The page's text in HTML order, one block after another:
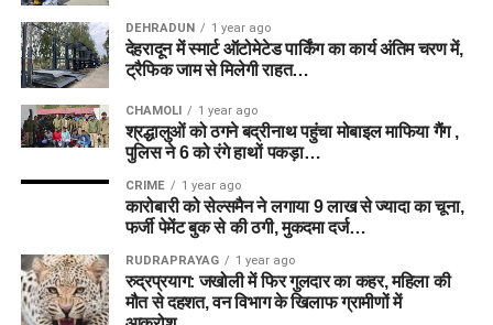
DEHRADUN 1 year ago
देहरादून में स्मार्ट ऑटोमेटेड पार्किंग का कार्य अंतिम चरण में,
ट्रैफिक जाम से मिलेगी राहत…
CHAMOLI 1 year ago
श्रद्धालुओं को ठगने बद्रीनाथ पहुंचा मोबाइल माफिया गैंग ,
पुलिस ने 6 को रंगे हाथों पकड़ा…
CRIME 1 year ago
कारोबारी को सेल्समैन ने लगाया 9 लाख से ज्यादा का चूना,
फर्जी पेमेंट बुक से की ठगी, मुकदमा दर्ज…
RUDRAPRAYAG 1 year ago
रुद्रप्रयाग: जखोली में फिर गुलदार का कहर, महिला की
मौत से दहशत, वन विभाग के खिलाफ ग्रामीणों में